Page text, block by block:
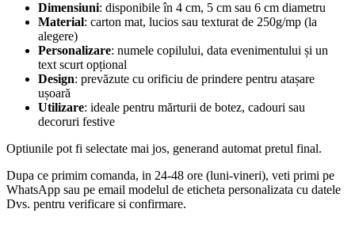
Dimensiuni: disponibile în 4 cm, 5 cm sau 6 cm diametru
Material: carton mat, lucios sau texturat de 250g/mp (la
alegere)
Personalizare: numele copilului, data evenimentului și un
text scurt opțional
Design: prevăzute cu orificiu de prindere pentru atașare
ușoară
Utilizare: ideale pentru mărturii de botez, cadouri sau
decoruri festive
Optiunile pot fi selectate mai jos, generand automat pretul final.
Dupa ce primim comanda, in 24-48 ore (luni-vineri), veti primi pe
WhatsApp sau pe email modelul de eticheta personalizata cu datele
Dvs. pentru verificare si confirmare.